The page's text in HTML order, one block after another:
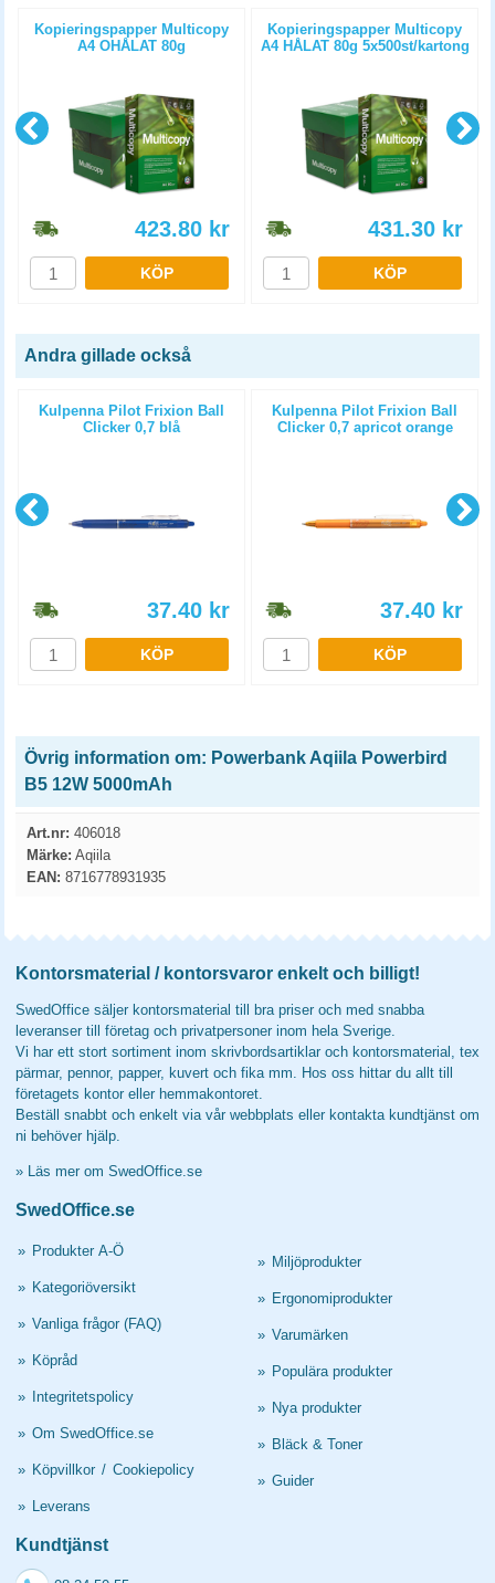
Kopieringspapper Multicopy
A4 OHÅLAT 80g
423.80 kr
KÖP
Kopieringspapper Multicopy
A4 HÅLAT 80g 5x500st/kartong
431.30 kr
KÖP
Andra gillade också
Kulpenna Pilot Frixion Ball
Clicker 0,7 blå
37.40 kr
KÖP
Kulpenna Pilot Frixion Ball
Clicker 0,7 apricot orange
37.40 kr
KÖP
Övrig information om: Powerbank Aqiila Powerbird
B5 12W 5000mAh
Art.nr: 406018
Märke: Aqiila
EAN: 8716778931935
Kontorsmaterial / kontorsvaror enkelt och billigt!
SwedOffice säljer kontorsmaterial till bra priser och med snabba
leveranser till företag och privatpersoner inom hela Sverige.
Vi har ett stort sortiment inom skrivbordsartiklar och kontorsmaterial, tex
pärmar, pennor, papper, kuvert och fika mm. Hos oss hittar du allt till
företagets kontor eller hemmakontoret.
Beställ snabbt och enkelt via vår webbplats eller kontakta kundtjänst om
ni behöver hjälp.
» Läs mer om SwedOffice.se
SwedOffice.se
» Produkter A-Ö
» Kategoriöversikt
» Vanliga frågor (FAQ)
» Köpråd
» Integritetspolicy
» Om SwedOffice.se
» Köpvillkor / Cookiepolicy
» Leverans
» Miljöprodukter
» Ergonomiprodukter
» Varumärken
» Populära produkter
» Nya produkter
» Bläck & Toner
» Guider
Kundtjänst